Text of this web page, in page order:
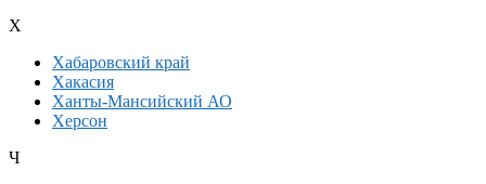
Х
Хабаровский край
Хакасия
Ханты-Мансийский АО
Херсон
Ч